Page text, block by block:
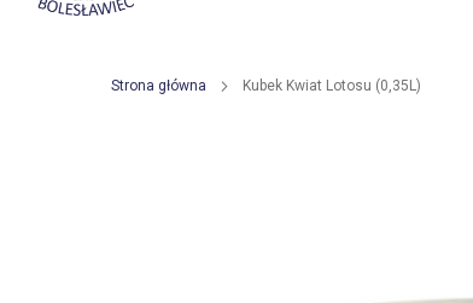
Strona główna Kubek Kwiat Lotosu (0,35L)